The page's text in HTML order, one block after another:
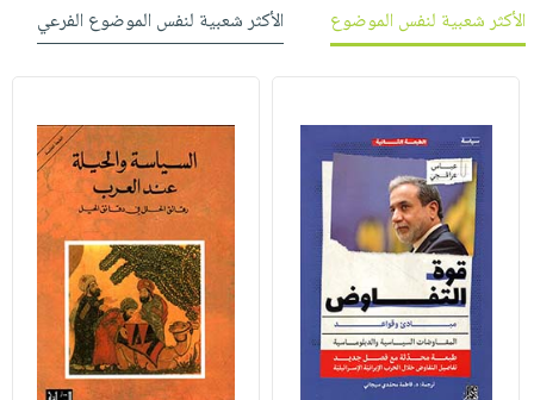
الأكثر شعبية لنفس الموضوع الأكثر شعبية لنفس الموضوع الفرعي